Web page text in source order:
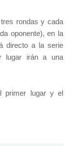
rondas y cada
oponente), en la
directo a la serie
lugar irán a una
primer lugar y el